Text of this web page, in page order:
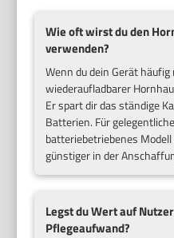
Wie oft wirst du den
verwenden?
Wenn du dein Gerät
wiederaufladbarer
Er spart dir das ständige
Batterien. Für
batteriebetriebenes
günstiger in der
Legst du Wert auf
Pflegeaufwand?